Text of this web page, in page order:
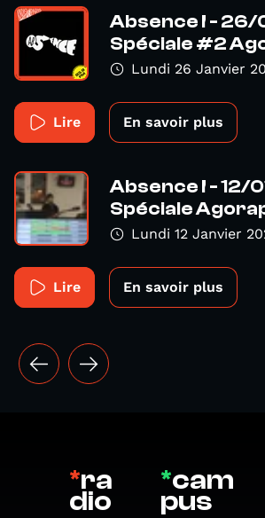
Absence ! - 26/
Spéciale #2
Lundi 26 Janvier
Lire En savoir plus
Absence ! - 12/
Spéciale
Lundi 12 Janvier
Lire En savoir plus
*ra
dio
*cam
pus